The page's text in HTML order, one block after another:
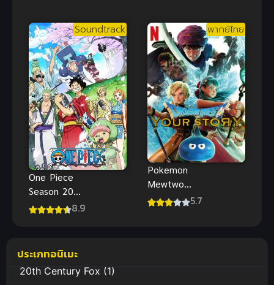
ปาฏิหาริย์ ซับ
ไทย
Soundtrack
One Piece
Season 20
วันพีช เกาะวา
8.9
พากย์ไทย
Pokemon
Mewtwo
Strikes Back
EVOLUTION
5.7
ประเภทอนิเมะ
20th Century Fox(1)